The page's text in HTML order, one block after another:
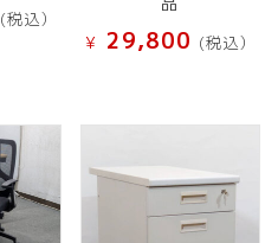
(税込）
¥ 29,800 (税込）